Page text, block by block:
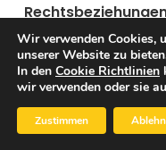
Pflichten oder
berechtigten
betroffenen
Wir verwenden Cookies,
unserer Website zu
In den Cookie Richtlinien
wir verwenden oder sie
Zustimmen